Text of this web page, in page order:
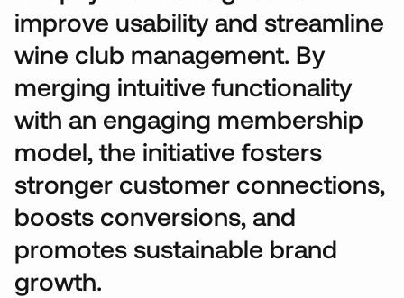
improve usability and streamline
wine club management. By
merging intuitive functionality
with an engaging membership
model, the initiative fosters
stronger customer connections,
boosts conversions, and
promotes sustainable brand
growth.